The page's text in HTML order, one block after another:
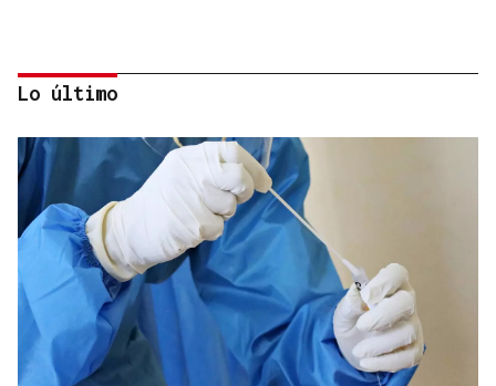
SUSTITUTO DEL OURENSANO
Vázquez Alvite, nuevo presidente del Comité
Técnico en Galicia
Lo último